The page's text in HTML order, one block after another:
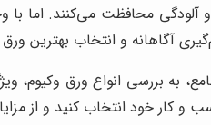
محافظت می‌کنند. اما با
آگاهانه و انتخاب بهترین
به بررسی انواع ورق وکیوم،
و کار خود انتخاب کنید و از